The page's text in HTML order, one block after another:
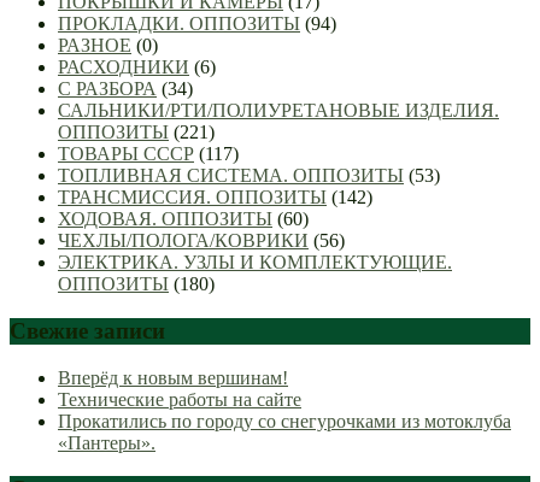
ПРОКЛАДКИ. ОППОЗИТЫ (94)
РАЗНОЕ (0)
РАСХОДНИКИ (6)
С РАЗБОРА (34)
САЛЬНИКИ/РТИ/ПОЛИУРЕТАНОВЫЕ ИЗДЕЛИЯ.
ОППОЗИТЫ (221)
ТОВАРЫ СССР (117)
ТОПЛИВНАЯ СИСТЕМА. ОППОЗИТЫ (53)
ТРАНСМИССИЯ. ОППОЗИТЫ (142)
ХОДОВАЯ. ОППОЗИТЫ (60)
ЧЕХЛЫ/ПОЛОГА/КОВРИКИ (56)
ЭЛЕКТРИКА. УЗЛЫ И КОМПЛЕКТУЮЩИЕ.
ОППОЗИТЫ (180)
Свежие записи
Вперёд к новым вершинам!
Технические работы на сайте
Прокатились по городу со снегурочками из мотоклуба
«Пантеры».